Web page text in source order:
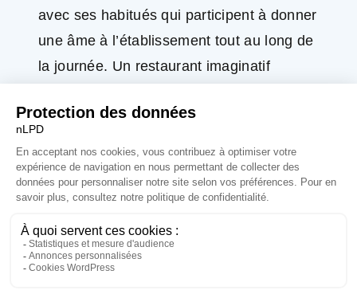
avec ses habitués qui participent à donner
une âme à l’établissement tout au long de
la journée. Un restaurant imaginatif
soignée et faite maison. Celle-ci est
bio et sait allier raffinement des mets,
qualité de présentation et prix modérés.
RÉSERVEZ VOTRE TABLE